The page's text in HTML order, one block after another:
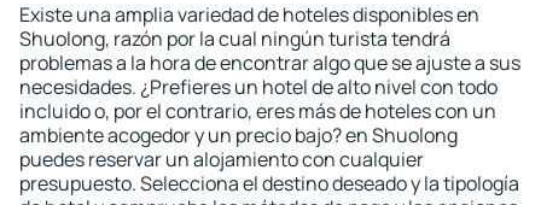
Existe una amplia variedad de hoteles disponibles en
Shuolong, razón por la cual ningún turista tendrá
problemas a la hora de encontrar algo que se ajuste a sus
necesidades. ¿Prefieres un hotel de alto nivel con todo
incluido o, por el contrario, eres más de hoteles con un
ambiente acogedor y un precio bajo? en Shuolong
puedes reservar un alojamiento con cualquier
presupuesto. Selecciona el destino deseado y la tipología